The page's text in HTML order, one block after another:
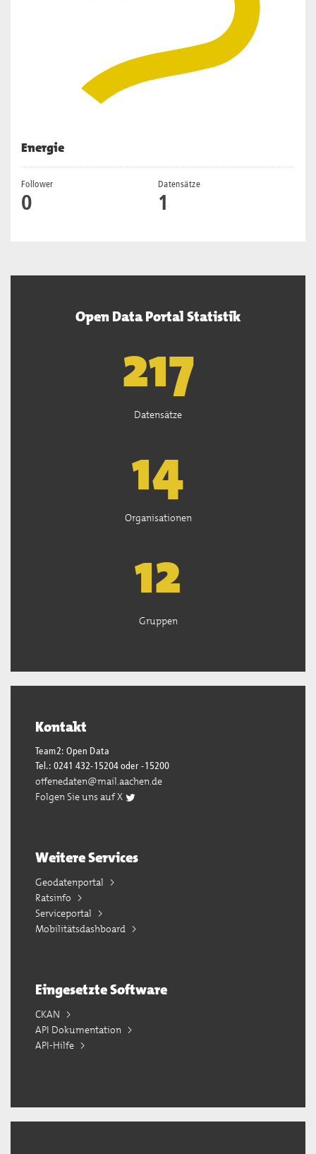
Energie
Follower
0
Datensätze
1
Open Data Portal Statistik
219
Datensätze
14
Organisationen
13
Gruppen
Kontakt
Team2: Open Data
Tel.: 0241 432-15204 oder -15200
offenedaten@mail.aachen.de
Folgen Sie uns auf X
Weitere Services
Geodatenportal
Ratsinfo
Serviceportal
Mobilitätsdashboard
Eingesetzte Software
CKAN
API Dokumentation
API-Hilfe